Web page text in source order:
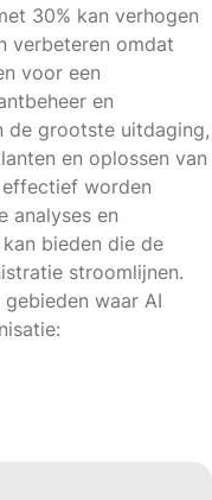
30% kan verhogen
verbeteren omdat
voor een
en
de grootste uitdaging,
en oplossen van
worden
analyses en
bieden die de
stroomlijnen.
waar AI